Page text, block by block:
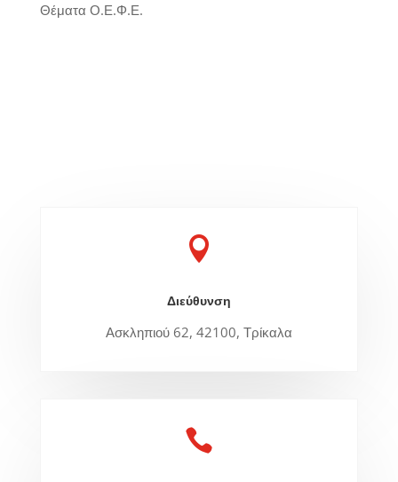
Θέματα Ο.Ε.Φ.Ε.

Διεύθυνση
Ασκληπιού 62, 42100, Τρίκαλα
